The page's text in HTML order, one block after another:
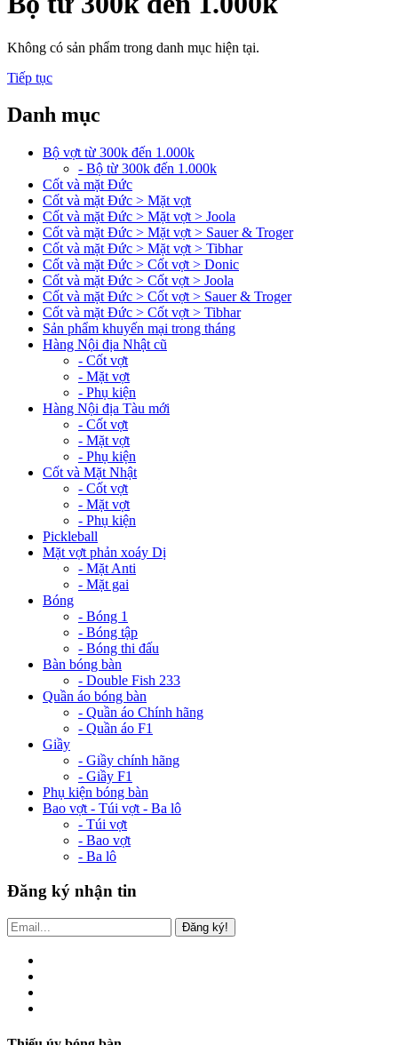
Không có sản phẩm trong danh mục hiện tại.
Tiếp tục
Danh mục
Bộ vợt từ 300k đến 1.000k
- Bộ từ 300k đến 1.000k
Cốt và mặt Đức
Cốt và mặt Đức > Mặt vợt
Cốt và mặt Đức > Mặt vợt > Joola
Cốt và mặt Đức > Mặt vợt > Sauer & Troger
Cốt và mặt Đức > Mặt vợt > Tibhar
Cốt và mặt Đức > Cốt vợt > Donic
Cốt và mặt Đức > Cốt vợt > Joola
Cốt và mặt Đức > Cốt vợt > Sauer & Troger
Cốt và mặt Đức > Cốt vợt > Tibhar
Sản phẩm khuyến mại trong tháng
Hàng Nội địa Nhật cũ
- Cốt vợt
- Mặt vợt
- Phụ kiện
Hàng Nội địa Tàu mới
- Cốt vợt
- Mặt vợt
- Phụ kiện
Cốt và Mặt Nhật
- Cốt vợt
- Mặt vợt
- Phụ kiện
Pickleball
Mặt vợt phản xoáy Dị
- Mặt Anti
- Mặt gai
Bóng
- Bóng 1
- Bóng tập
- Bóng thi đấu
Bàn bóng bàn
- Double Fish 233
Quần áo bóng bàn
- Quần áo Chính hãng
- Quần áo F1
Giầy
- Giầy chính hãng
- Giầy F1
Phụ kiện bóng bàn
Bao vợt - Túi vợt - Ba lô
- Túi vợt
- Bao vợt
- Ba lô
Đăng ký nhận tin
Đăng ký!